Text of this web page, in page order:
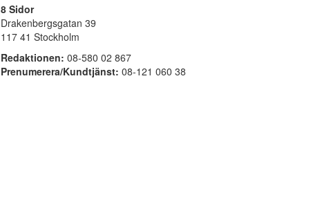
8 Sidor
Drakenbergsgatan 39
117 41 Stockholm
Redaktionen: 08-580 02 867
Prenumerera/Kundtjänst: 08-121 060 38